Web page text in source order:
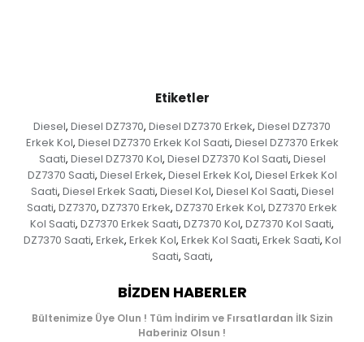
Etiketler
Diesel, Diesel DZ7370, Diesel DZ7370 Erkek, Diesel DZ7370
Erkek Kol, Diesel DZ7370 Erkek Kol Saati, Diesel DZ7370 Erkek
Saati, Diesel DZ7370 Kol, Diesel DZ7370 Kol Saati, Diesel
DZ7370 Saati, Diesel Erkek, Diesel Erkek Kol, Diesel Erkek Kol
Saati, Diesel Erkek Saati, Diesel Kol, Diesel Kol Saati, Diesel
Saati, DZ7370, DZ7370 Erkek, DZ7370 Erkek Kol, DZ7370 Erkek
Kol Saati, DZ7370 Erkek Saati, DZ7370 Kol, DZ7370 Kol Saati,
DZ7370 Saati, Erkek, Erkek Kol, Erkek Kol Saati, Erkek Saati, Kol
Saati, Saati,
BIZDEN HABERLER
Bültenimize Üye Olun ! Tüm İndirim ve Fırsatlardan İlk Sizin
Haberiniz Olsun !